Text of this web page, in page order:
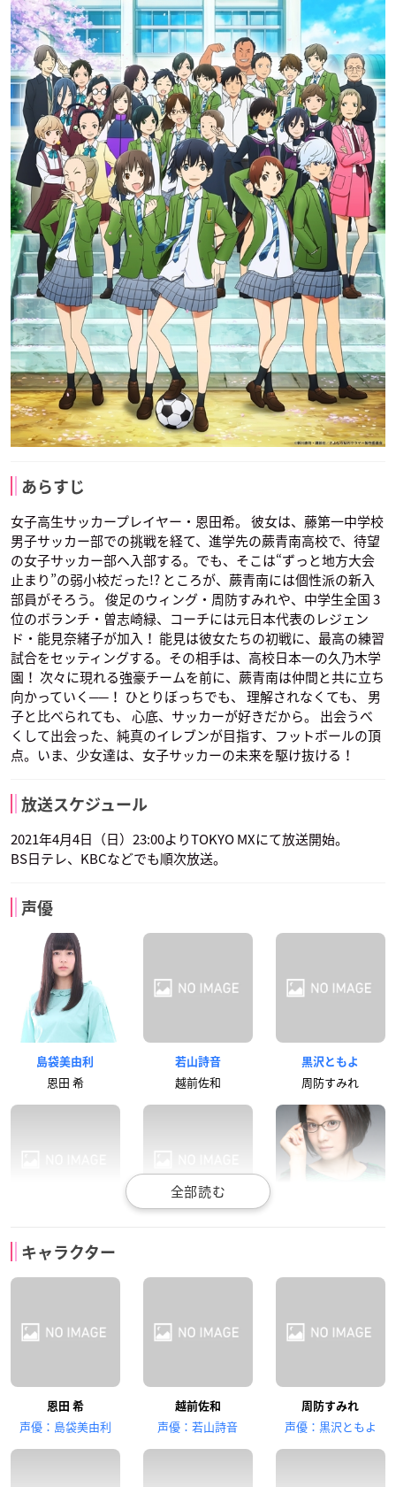
あらすじ
女子高生サッカープレイヤー・恩田希。 彼女は、藤第一中学校
男子サッカー部での挑戦を経て、進学先の蕨青南高校で、待望
の女子サッカー部へ入部する。でも、そこは“ずっと地方大会
止まり”の弱小校だった!? ところが、蕨青南には個性派の新入
部員がそろう。 俊足のウィング・周防すみれや、中学生全国 3
位のボランチ・曽志崎緑、コーチには元日本代表のレジェン
ド・能見奈緒子が加入！ 能見は彼女たちの初戦に、最高の練習
試合をセッティングする。その相手は、高校日本一の久乃木学
園！ 次々に現れる強豪チームを前に、蕨青南は仲間と共に立ち
向かっていく──！ ひとりぼっちでも、 理解されなくても、 男
子と比べられても、 心底、サッカーが好きだから。 出会うべ
くして出会った、純真のイレブンが目指す、フットボールの頂
点。いま、少女達は、女子サッカーの未来を駆け抜ける！
放送スケジュール
2021年4月4日（日）23:00よりTOKYO MXにて放送開始。
BS日テレ、KBCなどでも順次放送。
声優
島袋美由利
恩田 希
若山詩音
越前佐和
黒沢ともよ
周防すみれ
曽志崎緑
山田麻莉奈
宮坂真琴
前田玲奈
菊池 類
和氣あず未
岸 歩
キャラクター
恩田 希
声優：島袋美由利
越前佐和
声優：若山詩音
周防すみれ
声優：黒沢ともよ